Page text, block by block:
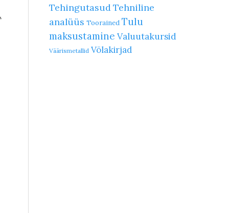
TehingutasudTehniline
analüüs Toorained Tulu
maksustamine Valuutakursid
Väärismetallid Võlakirjad